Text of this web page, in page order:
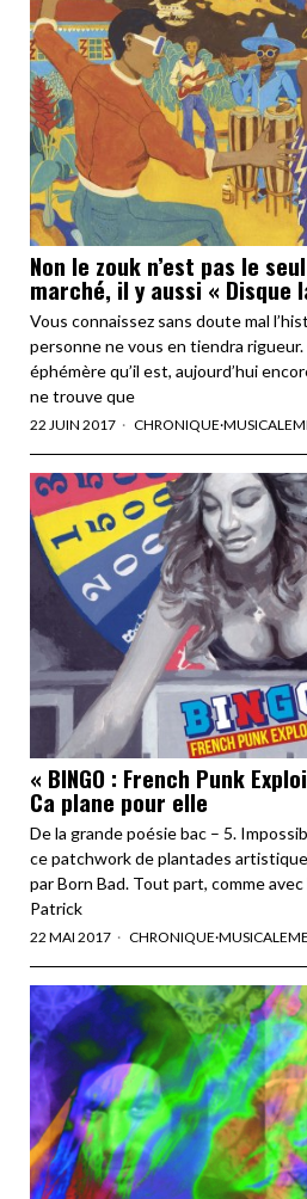
Non le zouk n’est pas le
marché, il y aussi « Disque
Vous connaissez sans doute mal
personne ne vous en tiendra
éphémère qu’il est, aujourd’hui
ne trouve que
22 JUIN 2017 CHRONIQUE·
« BINGO : French Punk
Ca plane pour elle
De la grande poésie bac – 5.
ce patchwork de plantades
par Born Bad. Tout part, comme
Patrick
22 MAI 2017 CHRONIQUE·